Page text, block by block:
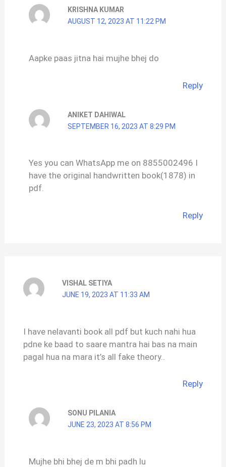
KRISHNA KUMAR
AUGUST 12, 2023 AT 11:22 PM
Aapke paas jitna hai mujhe bhej do
Reply
ANIKET DAHIWAL
SEPTEMBER 16, 2023 AT 8:29 PM
Yes you can WhatsApp me on 8855002496 I
have the original handwritten book(1878) in
pdf.
Reply
VISHAL SETIYA
JUNE 19, 2023 AT 11:33 AM
I have nelavanti book all pdf but kuch nahi hua
pdne ke baad to saare mantra hai bas na main
pagal hua na mara it’s all fake theory..
Reply
SONU PILANIA
JUNE 23, 2023 AT 8:56 PM
Mujhe bhi bhej de m bhi padh lu